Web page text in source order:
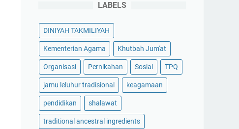
LABELS
DINIYAH TAKMILIYAH
Kementerian Agama Khutbah Jum'at
Organisasi Pernikahan Sosial TPQ
jamu leluhur tradisional keagamaan
pendidikan shalawat
traditional ancestral ingredients